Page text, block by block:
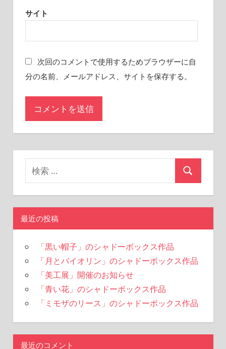
サイト
次回のコメントで使用するためブラウザーに自
分の名前、メールアドレス、サイトを保存する。
最近の投稿
「黒い帽子」のシャドーボックス作品
「月とバイオリン」のシャドーボックス作品
「美工展」開催のお知らせ
「青い花」のシャドーボックス作品
「ミモザのリース」のシャドーボックス作品
最近のコメント